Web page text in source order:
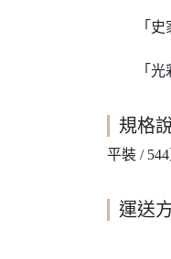
「史家
「光彩
規格
平裝 /
運送